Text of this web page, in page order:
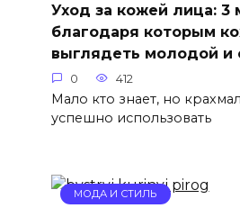
Уход за кожей лица: 3
благодаря которым
выглядеть молодой и
0 412
Мало кто знает, но
успешно использовать
МОДА И СТИЛЬ